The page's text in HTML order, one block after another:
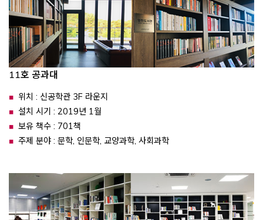
11호 공과대
위치 : 신공학관 3F 라운지
설치 시기 : 2019년 1월
보유 책수 : 701책
주제 분야 : 문학, 인문학, 교양과학, 사회과학